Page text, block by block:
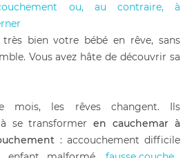
ou, au contraire, à
bien votre bébé en rêve, sans
Vous avez hâte de découvrir sa
mois, les rêves changent. Ils
à se transformeren cauchemar à
: accouchement difficile